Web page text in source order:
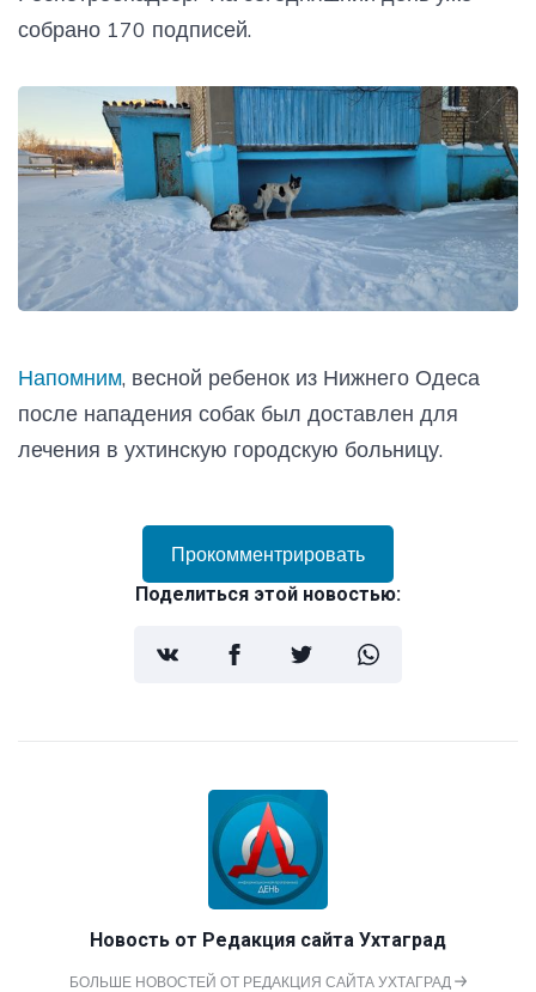
собрано 170 подписей.
Напомним, весной ребенок из Нижнего Одеса
после нападения собак был доставлен для
лечения в ухтинскую городскую больницу.
Прокомментрировать
Поделиться этой новостью:
Новость от Редакция сайта Ухтаград
БОЛЬШЕ НОВОСТЕЙ ОТ РЕДАКЦИЯ САЙТА УХТАГРАД